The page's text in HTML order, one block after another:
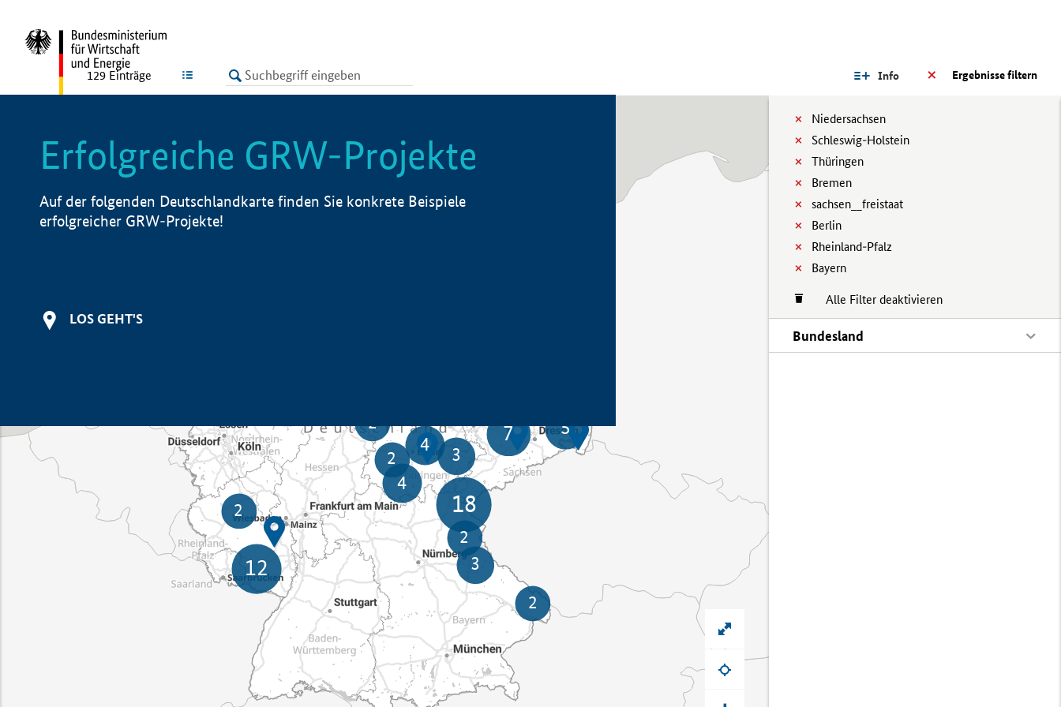
LISTE Ergebnisse filtern
Info
Niedersachsen
Schleswig-Holstein
Thüringen
Bremen
sachsen__freistaat
Berlin
Rheinland-Pfalz
Bayern
Alle Filter deaktivieren
Bundesland
129 Einträge
Erfolgreiche GRW-Projekte
Auf der folgenden Deutschlandkarte finden Sie konkrete Beispiele
erfolgreicher GRW-Projekte!
LOS GEHT'S